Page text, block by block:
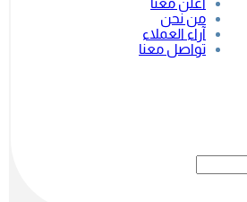
أعلن معنا
من نحن
آراء العملاء
تواصل معنا